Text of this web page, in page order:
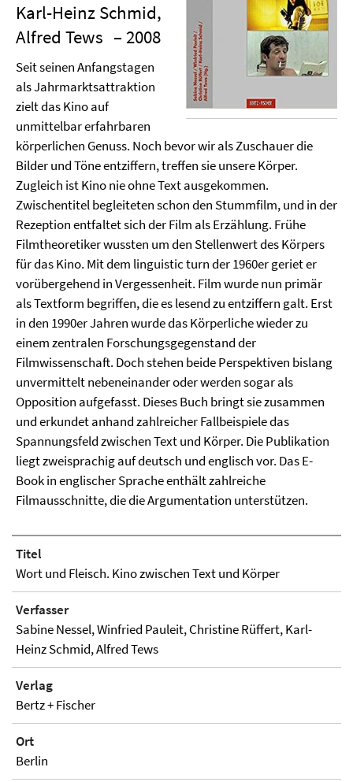
Karl-Heinz Schmid,
Alfred Tews – 2008
Seit seinen Anfangstagen
als Jahrmarktsattraktion
zielt das Kino auf
unmittelbar erfahrbaren
körperlichen Genuss. Noch bevor wir als Zuschauer die
Bilder und Töne entziffern, treffen sie unsere Körper.
Zugleich ist Kino nie ohne Text ausgekommen.
Zwischentitel begleiteten schon den Stummfilm, und in der
Rezeption entfaltet sich der Film als Erzählung. Frühe
Filmtheoretiker wussten um den Stellenwert des Körpers
für das Kino. Mit dem linguistic turn der 1960er geriet er
vorübergehend in Vergessenheit. Film wurde nun primär
als Textform begriffen, die es lesend zu entziffern galt. Erst
in den 1990er Jahren wurde das Körperliche wieder zu
einem zentralen Forschungsgegenstand der
Filmwissenschaft. Doch stehen beide Perspektiven bislang
unvermittelt nebeneinander oder werden sogar als
Opposition aufgefasst. Dieses Buch bringt sie zusammen
und erkundet anhand zahlreicher Fallbeispiele das
Spannungsfeld zwischen Text und Körper. Die Publikation
liegt zweisprachig auf deutsch und englisch vor. Das E-
Book in englischer Sprache enthält zahlreiche
Filmausschnitte, die die Argumentation unterstützen.
Titel
Wort und Fleisch. Kino zwischen Text und Körper
Verfasser
Sabine Nessel, Winfried Pauleit, Christine Rüffert, Karl-
Heinz Schmid, Alfred Tews
Verlag
Bertz + Fischer
Ort
Berlin